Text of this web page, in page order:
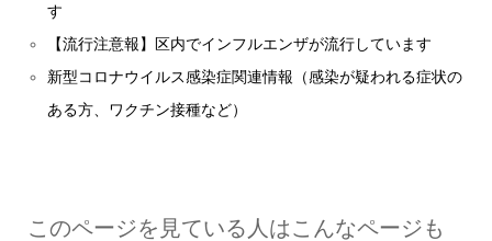
す
【流行注意報】区内でインフルエンザが流行しています
新型コロナウイルス感染症関連情報（感染が疑われる症状の
ある方、ワクチン接種など）
このページを見ている人はこんなページも